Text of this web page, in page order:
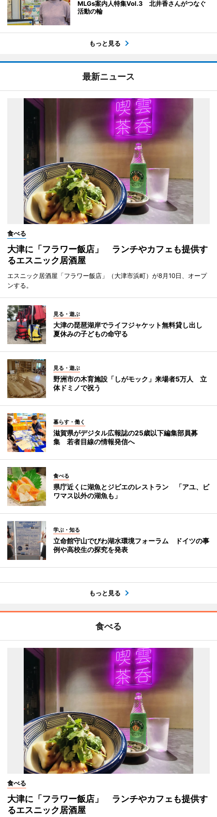
MLGs案内人特集Vol.3 北井香さんがつなぐ
活動の輪
もっと見る
最新ニュース
食べる
大津に「フラワー飯店」 ランチやカフェも提供す
るエスニック居酒屋
エスニック居酒屋「フラワー飯店」（大津市浜町）が8月10日、オープ
ンする。
見る・遊ぶ
大津の琵琶湖岸でライフジャケット無料貸し出し
夏休みの子どもの命守る
見る・遊ぶ
野洲市の木育施設「しがモック」来場者5万人 立
体ドミノで祝う
暮らす・働く
滋賀県がデジタル広報誌の25歳以下編集部員募
集 若者目線の情報発信へ
食べる
県庁近くに湖魚とジビエのレストラン 「アユ、ビ
ワマス以外の湖魚も」
学ぶ・知る
立命館守山でびわ湖水環境フォーラム ドイツの事
例や高校生の探究を発表
もっと見る
食べる
食べる
大津に「フラワー飯店」 ランチやカフェも提供す
るエスニック居酒屋